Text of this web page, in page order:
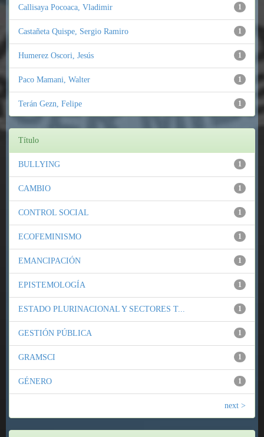
1
Callisaya Pocoaca, Vladimir
1
Castañeta Quispe, Sergio Ramiro
1
Humerez Oscori, Jesús
1
Paco Mamani, Walter
1
Terán Gezn, Felipe
Título
1
BULLYING
1
CAMBIO
1
CONTROL SOCIAL
1
ECOFEMINISMO
1
EMANCIPACIÓN
1
EPISTEMOLOGÍA
1
ESTADO PLURINACIONAL Y SECTORES T...
1
GESTIÓN PÚBLICA
1
GRAMSCI
1
GÉNERO
next >